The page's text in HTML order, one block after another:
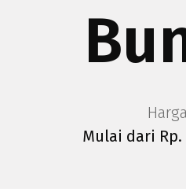
Harga
Mulai dari Rp.